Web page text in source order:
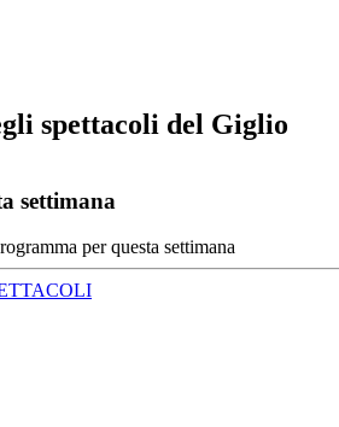
spettacoli del Giglio
settimana
per questa settimana